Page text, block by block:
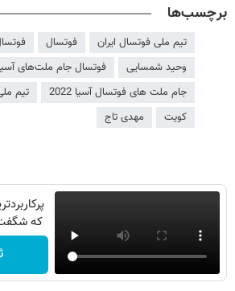
برچسب‌ها
تیم ملی فوتسال ایران فوتسال
وحید شمسایی
فوتسال جام ملت‌های
جام ملت های فوتسال آسیا 2022
تیم
کویت
مهدی تاج
که